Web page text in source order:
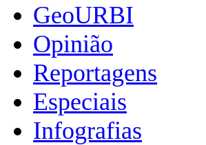
GeoURBI
Opinião
Reportagens
Especiais
Infografias